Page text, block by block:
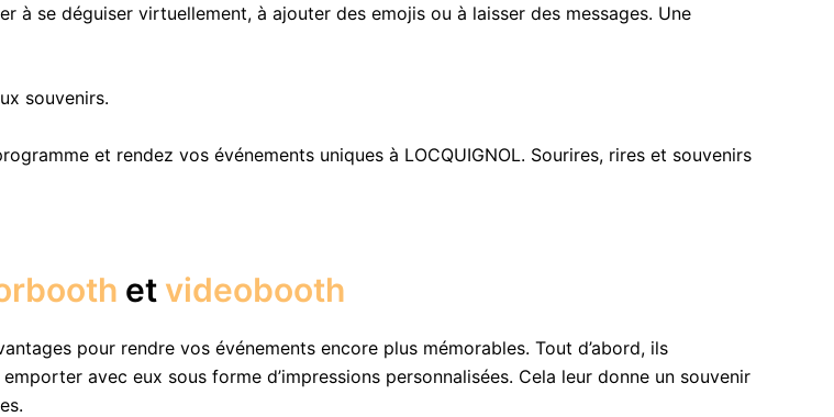
à se déguiser virtuellement, à ajouter des emojis ou à laisser des messages. Une
souvenirs.
et rendez vos événements uniques à LOCQUIGNOL. Sourires, rires et souvenirs
et videobooth
pour rendre vos événements encore plus mémorables. Tout d’abord, ils
avec eux sous forme d’impressions personnalisées. Cela leur donne un souvenir